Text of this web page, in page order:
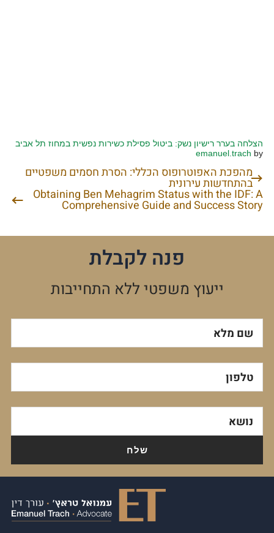
הצלחה בערר רישיון נשק: ביטול פסילת כשירות נפשית במחוז תל אביב
by
emanuel.trach
ניווטמהפכת האפוטרופוס הכללי: הסרת חסמים משפטיים
בהתחדשות עירונית
Obtaining Ben Mehagrim Status with the IDF: A
Comprehensive Guide and Success Story
פנה לקבלת
ייעוץ משפטי ללא התחייבות
שם מלא
טלפון
נושא